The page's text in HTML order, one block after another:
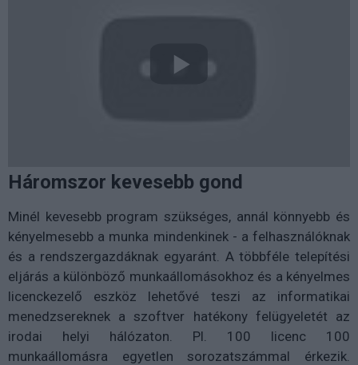
Háromszor kevesebb gond
Minél kevesebb program szükséges, annál könnyebb és
kényelmesebb a munka mindenkinek - a felhasználóknak
és a rendszergazdáknak egyaránt. A többféle telepítési
eljárás a különböző munkaállomásokhoz és a kényelmes
licenckezelő eszköz lehetővé teszi az informatikai
menedzsereknek a szoftver hatékony felügyeletét az
irodai helyi hálózaton. Pl. 100 licenc 100
munkaállomásra egyetlen sorozatszámmal érkezik.